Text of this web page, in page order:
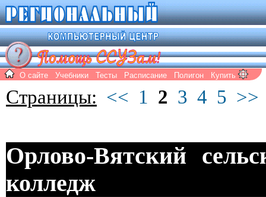
О сайте Учебники Тесты Расписание Полигон Купить
Страницы: << 1 2 3 4 5 >>
Орлово-Вятский
колледж